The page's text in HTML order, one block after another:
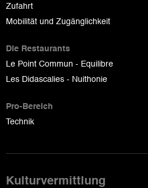
Zufahrt
Mobilität und Zugänglichkeit
Die Restaurants
Le Point Commun - Equilibre
Les Didascalies - Nuithonie
Pro-Bereich
Technik
Kulturvermittlung